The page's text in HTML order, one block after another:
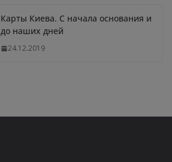
Карты Киева. С начала основания и
до наших дней
24.12.2019